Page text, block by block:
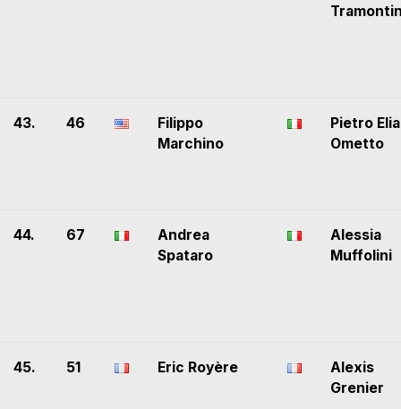
43. 46
Filippo
Marchino
Pietro Elia
Ometto
44. 67
Andrea
Spataro
Alessia
Muffolini
45. 51 Eric Royère
Alexis
Grenier